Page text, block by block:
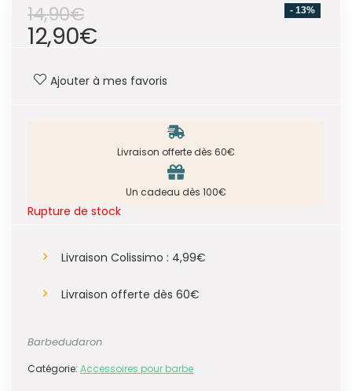
- 13%
14,90€
12,90€
Ajouter à mes favoris
Livraison offerte dès 60€
Un cadeau dès 100€
Rupture de stock
Livraison Colissimo : 4,99€
Livraison offerte dès 60€
Barbedudaron
Catégorie: Accessoires pour barbe